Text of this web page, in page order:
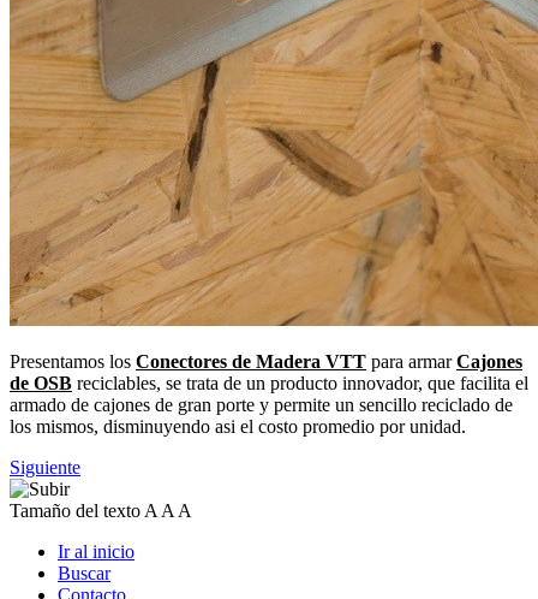
Presentamos los Conectores de Madera VTT para armarCajones
de OSB reciclables, se trata de un producto innovador, que facilita el
armado de cajones de gran porte y permite un sencillo reciclado de
los mismos, disminuyendo asi el costo promedio por unidad.
Siguiente
Tamaño del texto A A A
Ir al inicio
Buscar